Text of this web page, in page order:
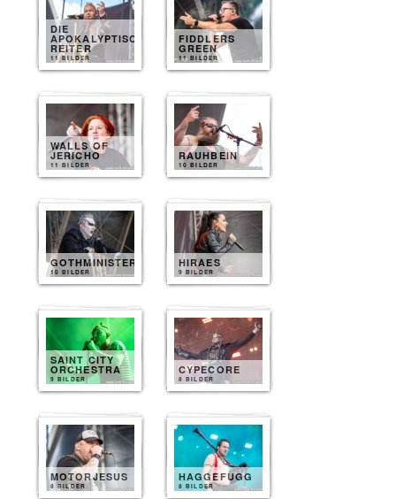
DIE
APOKALYPTISCHEN
REITER
11 BILDER
FIDDLERS
GREEN
11 BILDER
WALLS OF
JERICHO
11 BILDER
RAUHBEIN
10 BILDER
GOTHMINISTER
10 BILDER
HIRAES
9 BILDER
SAINT CITY
ORCHESTRA
9 BILDER
CYPECORE
8 BILDER
MOTORJESUS
8 BILDER
HAGGEFUGG
8 BILDER